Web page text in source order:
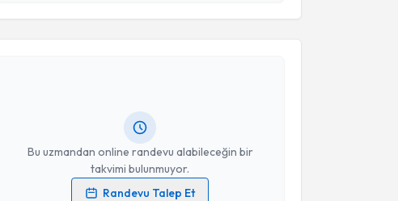
işlenmesini kabul ediyorum.
Bu uzmandan online randevu alabileceğin bir
takvimi bulunmuyor.
Randevu Talep Et